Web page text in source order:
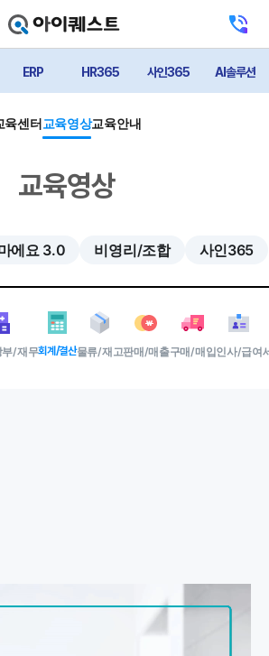
센
터
ERP HR365 사인365 AI솔루션
육센터교육영상교육안내
교육영상
에요 3.0 비영리/조합 사인365
부/재무회계/결산물류/재고판매/매출구매/매입인사/급여